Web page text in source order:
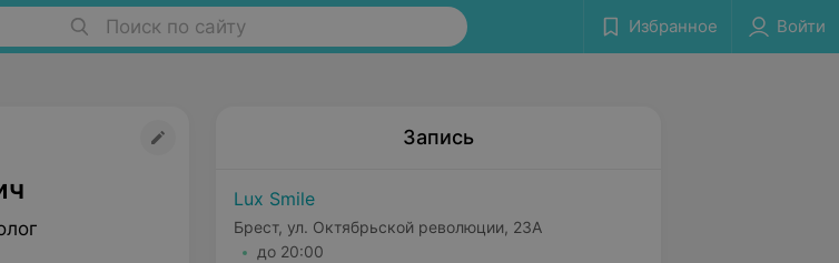
Поиск по сайту Избранное Войти
Запись
Lux Smile
Брест, ул. Октябрьской революции, 23А
до 20:00